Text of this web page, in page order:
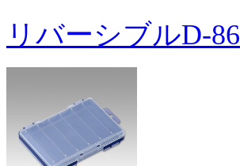
リバーシブルD-86